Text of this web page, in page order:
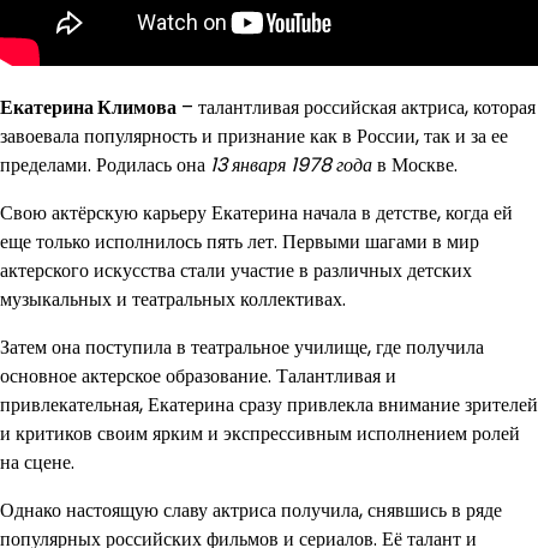
Екатерина Климова – талантливая российская актриса, которая
завоевала популярность и признание как в России, так и за ее
пределами. Родилась она 13 января 1978 годав Москве.
Свою актёрскую карьеру Екатерина начала в детстве, когда ей
еще только исполнилось пять лет. Первыми шагами в мир
актерского искусства стали участие в различных детских
музыкальных и театральных коллективах.
Затем она поступила в театральное училище, где получила
основное актерское образование. Талантливая и
привлекательная, Екатерина сразу привлекла внимание зрителей
и критиков своим ярким и экспрессивным исполнением ролей
на сцене.
Однако настоящую славу актриса получила, снявшись в ряде
популярных российских фильмов и сериалов. Её талант и